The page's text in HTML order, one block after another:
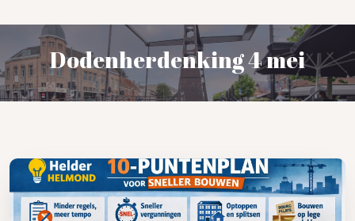
Dodenherdenking 4 mei